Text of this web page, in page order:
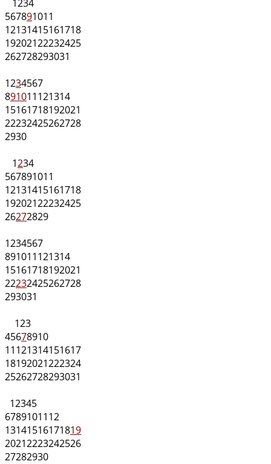
1234
567891011
12131415161718
19202122232425
262728293031
1234567
891011121314
15161718192021
22232425262728
2930
1234
567891011
12131415161718
19202122232425
26272829
1234567
891011121314
15161718192021
22232425262728
293031
123
45678910
11121314151617
18192021222324
25262728293031
12345
6789101112
13141516171819
20212223242526
27282930